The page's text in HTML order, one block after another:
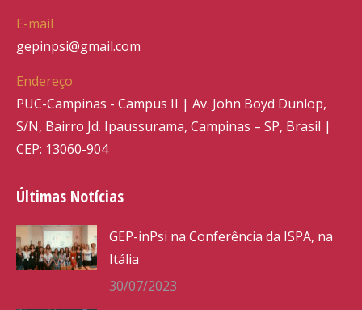
E-mail
gepinpsi@gmail.com
Endereço
PUC-Campinas - Campus II | Av. John Boyd Dunlop,
S/N, Bairro Jd. Ipaussurama, Campinas – SP, Brasil |
CEP: 13060-904
Últimas Notícias
GEP-inPsi na Conferência da ISPA, na
Itália
30/07/2023